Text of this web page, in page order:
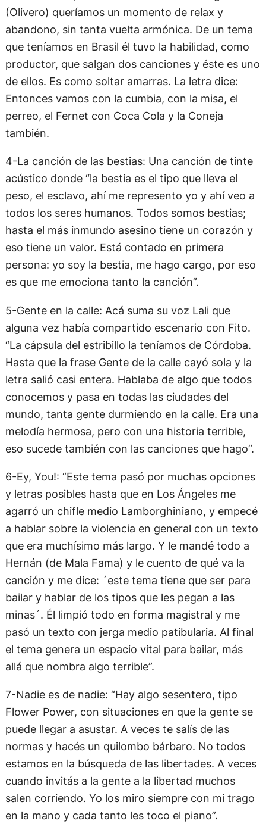
(Olivero) queríamos un momento de relax y
abandono, sin tanta vuelta armónica. De un tema
que teníamos en Brasil él tuvo la habilidad, como
productor, que salgan dos canciones y éste es uno
de ellos. Es como soltar amarras. La letra dice:
Entonces vamos con la cumbia, con la misa, el
perreo, el Fernet con Coca Cola y la Coneja
también.
4-La canción de las bestias: Una canción de tinte
acústico donde “la bestia es el tipo que lleva el
peso, el esclavo, ahí me represento yo y ahí veo a
todos los seres humanos. Todos somos bestias;
hasta el más inmundo asesino tiene un corazón y
eso tiene un valor. Está contado en primera
persona: yo soy la bestia, me hago cargo, por eso
es que me emociona tanto la canción”.
5-Gente en la calle: Acá suma su voz Lali que
alguna vez había compartido escenario con Fito.
“La cápsula del estribillo la teníamos de Córdoba.
Hasta que la frase Gente de la calle cayó sola y la
letra salió casi entera. Hablaba de algo que todos
conocemos y pasa en todas las ciudades del
mundo, tanta gente durmiendo en la calle. Era una
melodía hermosa, pero con una historia terrible,
eso sucede también con las canciones que hago”.
6-Ey, You!: “Este tema pasó por muchas opciones
y letras posibles hasta que en Los Ángeles me
agarró un chifle medio Lamborghiniano, y empecé
a hablar sobre la violencia en general con un texto
que era muchísimo más largo. Y le mandé todo a
Hernán (de Mala Fama) y le cuento de qué va la
canción y me dice: ´este tema tiene que ser para
bailar y hablar de los tipos que les pegan a las
minas´. Él limpió todo en forma magistral y me
pasó un texto con jerga medio patibularia. Al final
el tema genera un espacio vital para bailar, más
allá que nombra algo terrible”.
7-Nadie es de nadie: “Hay algo sesentero, tipo
Flower Power, con situaciones en que la gente se
puede llegar a asustar. A veces te salís de las
normas y hacés un quilombo bárbaro. No todos
estamos en la búsqueda de las libertades. A veces
cuando invitás a la gente a la libertad muchos
salen corriendo. Yo los miro siempre con mi trago
en la mano y cada tanto les toco el piano”.